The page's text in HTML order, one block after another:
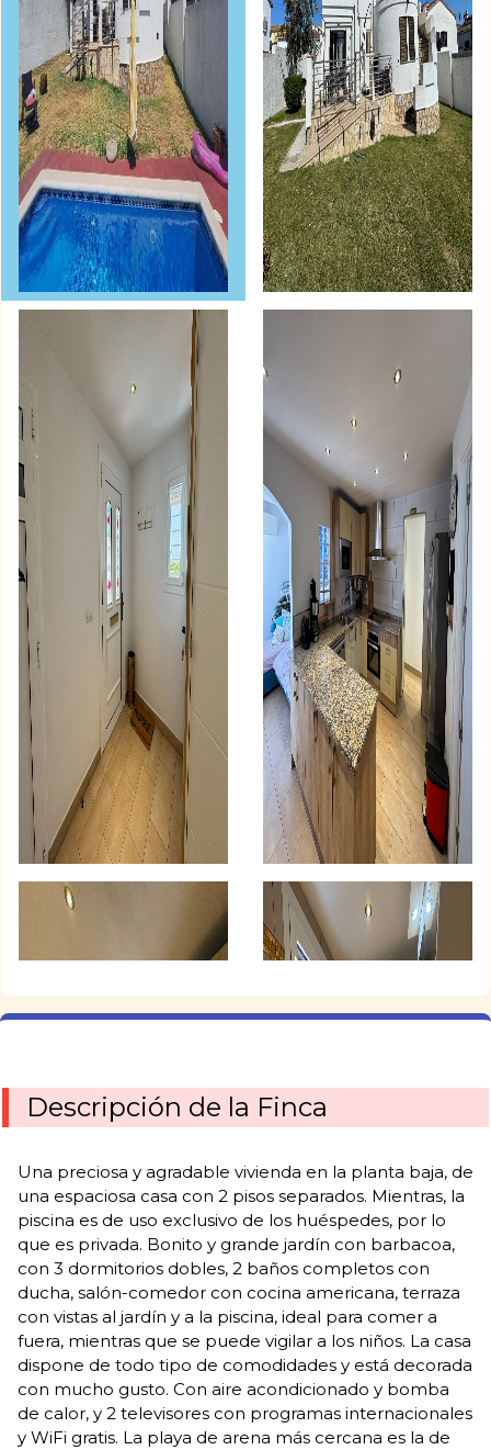
Descripción de la Finca
Una preciosa y agradable vivienda en la planta baja, de
una espaciosa casa con 2 pisos separados. Mientras, la
piscina es de uso exclusivo de los huéspedes, por lo
que es privada. Bonito y grande jardín con barbacoa,
con 3 dormitorios dobles, 2 baños completos con
ducha, salón-comedor con cocina americana, terraza
con vistas al jardín y a la piscina, ideal para comer a
fuera, mientras que se puede vigilar a los niños. La casa
dispone de todo tipo de comodidades y está decorada
con mucho gusto. Con aire acondicionado y bomba
de calor, y 2 televisores con programas internacionales
y WiFi gratis. La playa de arena más cercana es la de